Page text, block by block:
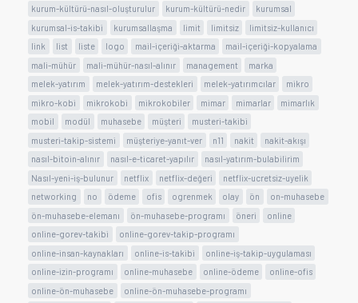
kurum-kültürü-nasıl-oluşturulur
kurum-kültürü-nedir
kurumsal
kurumsal-is-takibi
kurumsallaşma limit limitsiz
limitsiz-kullanıcı
link
list liste logo mail-içeriği-aktarma
mail-içeriği-kopyalama
mali-mühür
mali-mühür-nasıl-alınır management
marka
melek-yatırım
melek-yatırım-destekleri melek-yatırımcılar
mikro
mikro-kobi
mikrokobi mikrokobiler mimar mimarlar
mimarlık
mobil
modül muhasebe müşteri
musteri-takibi
musteri-takip-sistemi
müşteriye-yanıt-ver n11 nakit
nakit-akışı
nasıl-bitoin-alınır
nasıl-e-ticaret-yapılır
nasıl-yatırım-bulabilirim
Nasıl-yeni-iş-bulunur
netflix netflix-değeri
netflix-ucretsiz-uyelik
networking
no ödeme ofis ogrenmek olay ön
on-muhasebe
ön-muhasebe-elemanı
ön-muhasebe-programı öneri
online
online-gorev-takibi
online-gorev-takip-programı
online-insan-kaynakları
online-is-takibi
online-iş-takip-uygulaması
online-izin-programı
online-muhasebe online-ödeme
online-ofis
online-ön-muhasebe
online-ön-muhasebe-programı